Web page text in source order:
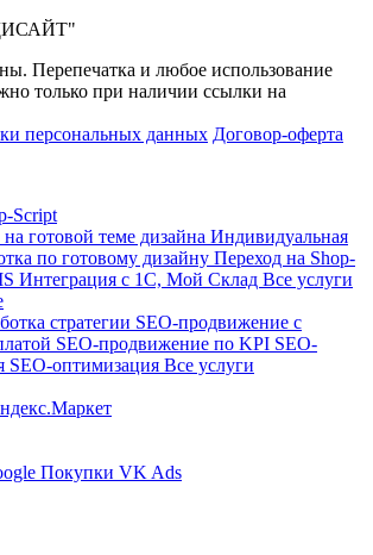
Перепечатка и любое использование
только при наличии ссылки на
персональных данных Договор-оферта
Script
готовой теме дизайна Индивидуальная
по готовому дизайну Переход на Shop-
Интеграция с 1С, Мой Склад Все услуги
стратегии SEO-продвижение с
SEO-продвижение по KPI SEO-
SEO-оптимизация Все услуги
Покупки VK Ads